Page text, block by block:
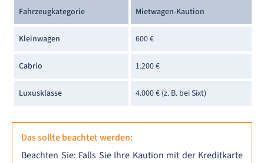
Fahrzeugkategorie Mietwagen-Kaution
Kleinwagen 600 €
Cabrio 1.200 €
Luxusklasse 4.000 € (z. B. bei Sixt)
Das sollte beachtet werden:
Beachten Sie: Falls Sie Ihre Kaution mit der Kreditkarte